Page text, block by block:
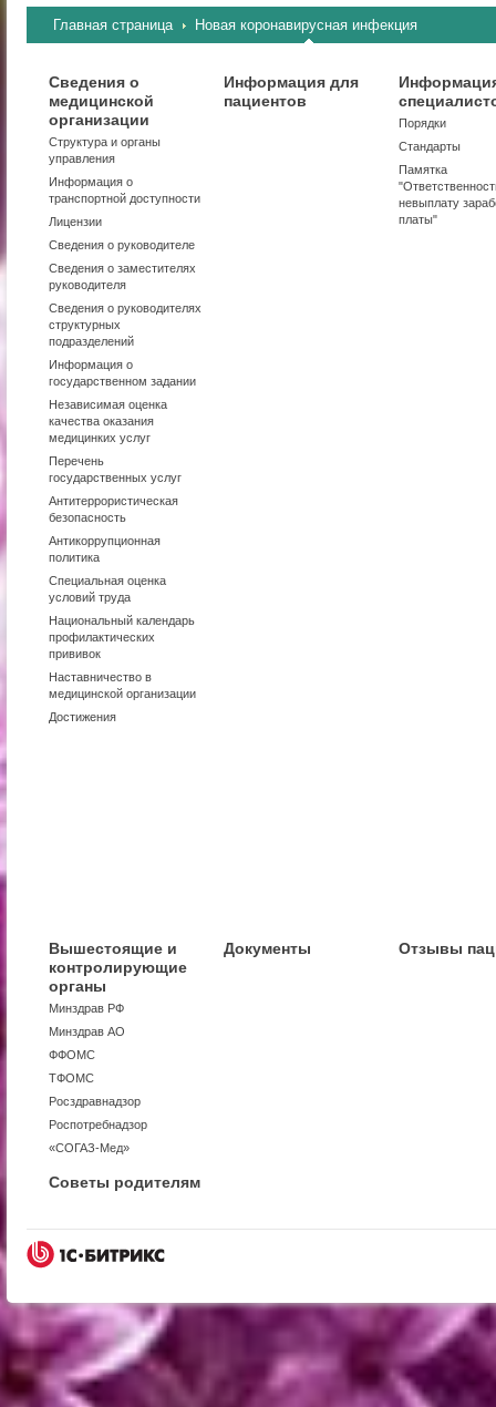
Главная страница Новая коронавирусная инфекция
Сведения о
медицинской
организации
Структура и органы
управления
Информация о
транспортной доступности
Лицензии
Сведения о руководителе
Сведения о заместителях
руководителя
Сведения о руководителях
структурных
подразделений
Информация о
государственном задании
Независимая оценка
качества оказания
медицинких услуг
Перечень
государственных услуг
Антитеррористическая
безопасность
Антикоррупционная
политика
Специальная оценка
условий труда
Национальный календарь
профилактических
прививок
Наставничество в
медицинской организации
Достижения
Информация для
пациентов
Порядки
Стандарты
Памятка
невыплату
платы"
Вышестоящие и
контролирующие
органы
Минздрав РФ
Минздрав АО
ФФОМС
ТФОМС
Росздравнадзор
Роспотребнадзор
«СОГАЗ-Мед»
Документы Отзывы
Советы родителям